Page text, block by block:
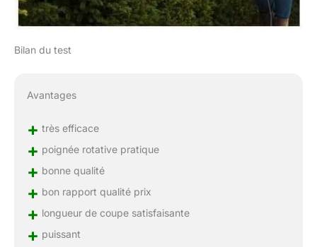
Bilan du test
Avantages
+ très efficace
+ poignée rotative pratique
+ bonne qualité
+ bon rapport qualité prix
+ longueur de coupe satisfaisante
+ puissant